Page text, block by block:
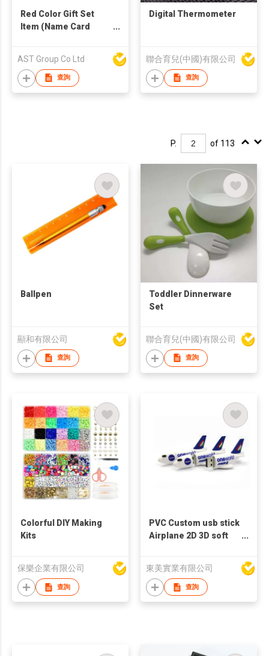
Red Color Gift Set
Item (Name Card
AST Group Co Ltd
查詢
Digital Thermometer
聯合育兒(中國)有限公司
查詢
P. of 113
Ballpen
顯和有限公司
查詢
Toddler Dinnerware
Set
聯合育兒(中國)有限公司
查詢
Colorful DIY Making
Kits
保樂企業有限公司
查詢
PVC Custom usb stick
Airplane 2D 3D soft
customized usb pen
drive
東美實業有限公司
查詢